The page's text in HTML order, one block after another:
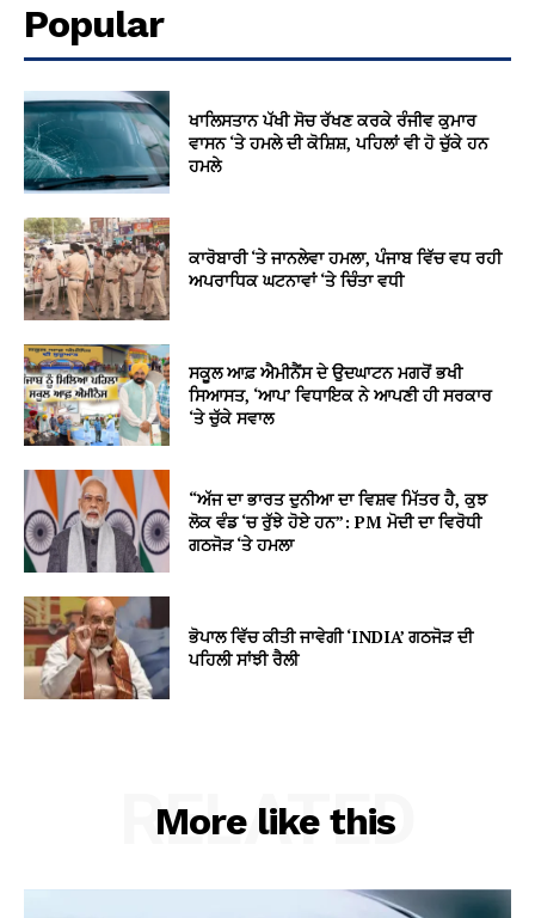
Popular
ਖਾਲਿਸਤਾਨ ਪੱਖੀ ਸੋਚ ਰੱਖਣ ਕਰਕੇ ਰੰਜੀਵ ਕੁਮਾਰ
ਵਾਸਨ ‘ਤੇ ਹਮਲੇ ਦੀ ਕੋਸ਼ਿਸ਼, ਪਹਿਲਾਂ ਵੀ ਹੋ ਚੁੱਕੇ ਹਨ
ਹਮਲੇ
ਕਾਰੋਬਾਰੀ ‘ਤੇ ਜਾਨਲੇਵਾ ਹਮਲਾ, ਪੰਜਾਬ ਵਿੱਚ ਵਧ ਰਹੀ
ਅਪਰਾਧਿਕ ਘਟਨਾਵਾਂ ‘ਤੇ ਚਿੰਤਾ ਵਧੀ
ਸਕੂਲ ਆਫ਼ ਐਮੀਨੈਂਸ ਦੇ ਉਦਘਾਟਨ ਮਗਰੋਂ ਭਖੀ
ਸਿਆਸਤ, ‘ਆਪ’ ਵਿਧਾਇਕ ਨੇ ਆਪਣੀ ਹੀ ਸਰਕਾਰ
‘ਤੇ ਚੁੱਕੇ ਸਵਾਲ
“ਅੱਜ ਦਾ ਭਾਰਤ ਦੁਨੀਆ ਦਾ ਵਿਸ਼ਵ ਮਿੱਤਰ ਹੈ, ਕੁਝ
ਲੋਕ ਵੰਡ ‘ਚ ਰੁੱਝੇ ਹੋਏ ਹਨ”: PM ਮੋਦੀ ਦਾ ਵਿਰੋਧੀ
ਗਠਜੋੜ ‘ਤੇ ਹਮਲਾ
ਭੋਪਾਲ ਵਿੱਚ ਕੀਤੀ ਜਾਵੇਗੀ ‘INDIA’ ਗਠਜੋੜ ਦੀ
ਪਹਿਲੀ ਸਾਂਝੀ ਰੈਲੀ
More like this
RELATED